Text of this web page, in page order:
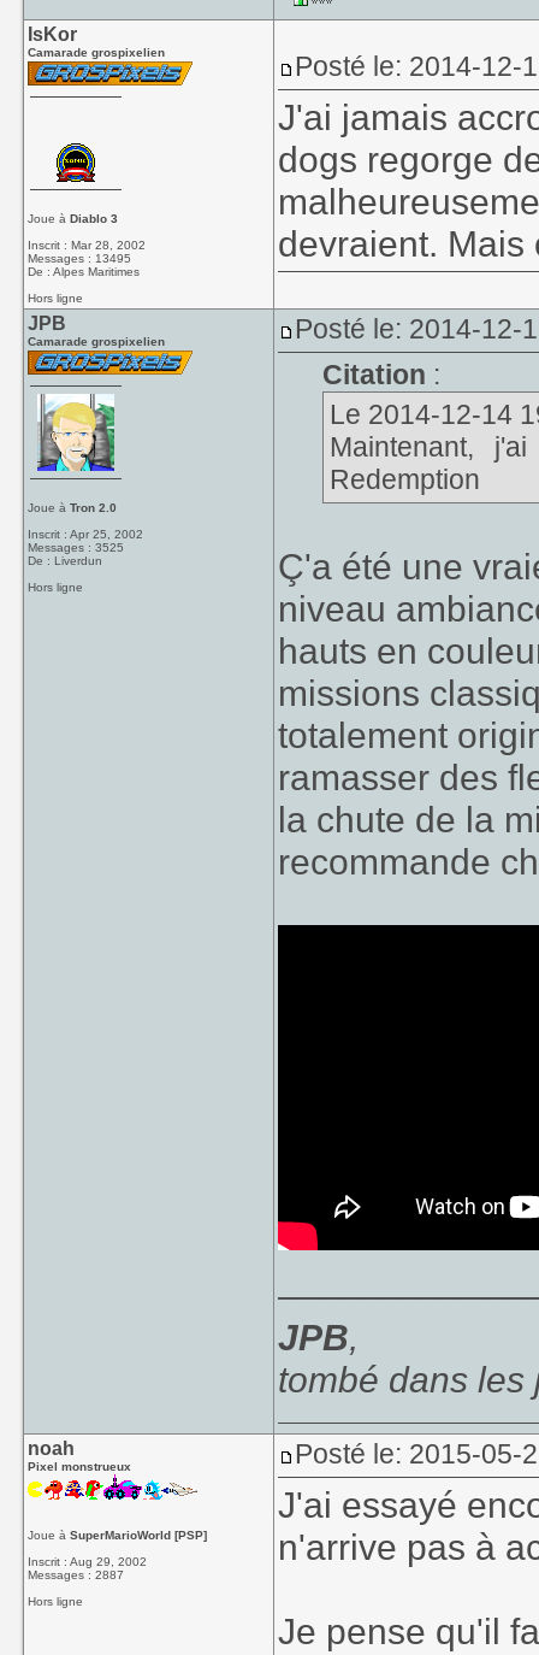
IsKor
Camarade grospixelien
Joue àDiablo 3
Inscrit : Mar 28, 2002
Messages : 13495
De : Alpes Maritimes
Hors ligne
Posté le: 2014-12-
J'ai jamais
dogs regorge
devraient. Mais
JPB
Camarade grospixelien
Joue àTron 2.0
Inscrit : Apr 25, 2002
Messages : 3525
De : Liverdun
Hors ligne
Posté le: 2014-12-
Citation :
Le 2014-12-14
Maintenant,
Redemption
Ç'a été une
niveau
hauts en
missions
totalement
ramasser des
la chute de la
recommande
JPB,
tombé dans les
noah
Pixel monstrueux
Joue àSuperMarioWorld [PSP]
Inscrit : Aug 29, 2002
Messages : 2887
Hors ligne
Posté le: 2015-05-
J'ai essayé
n'arrive pas à
Je pense qu'il